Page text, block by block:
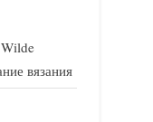
вязания